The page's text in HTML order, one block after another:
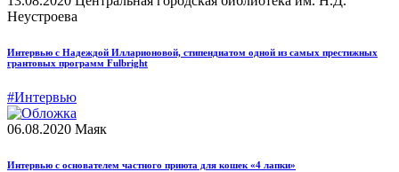
Неустроева
Интервью с Надеждой Илларионовой, стипендиатом одной из самых престижных
грантовых программ Fulbright
#Интервью
06.08.2020 Маяк
Интервью с основателем частного приюта для кошек «4 лапки»